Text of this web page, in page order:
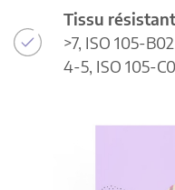
Tissu
>7, ISO 105-
4-5, ISO 105-